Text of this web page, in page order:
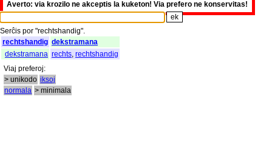
Averto: via krozilo ne akceptis la kuketon! Via prefero ne konservitas!
Serĉis por "rechtshandig".
rechtshandig dekstramana
dekstramana rechts rechtshandig
Viaj preferoj:
> unikodo iksoj
normala > minimala